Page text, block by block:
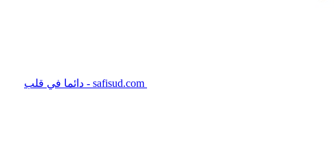
safisud.com - دائما في قلب